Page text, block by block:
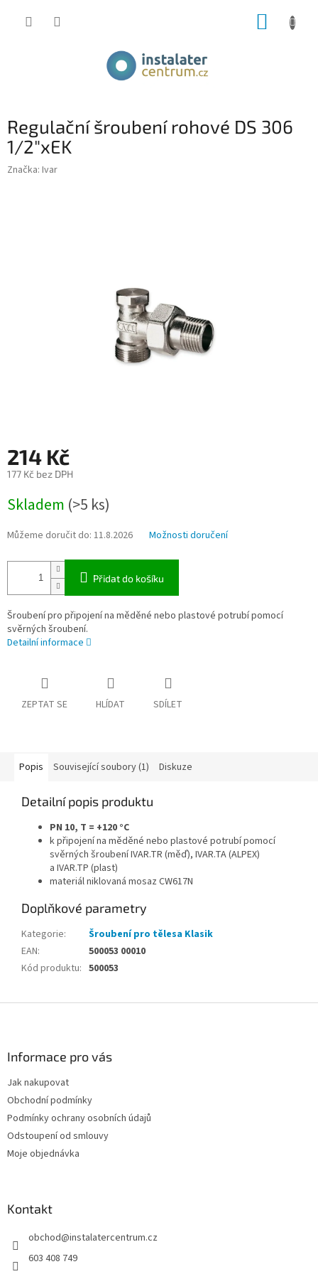
Regulační šroubení rohové DS 306
1/2"xEK
Značka: Ivar
214 Kč
177 Kč bez DPH
cena:
Skladem (>5 ks)
Můžeme doručit do: 11.8.2026 Možnosti doručení
Přidat do košíku
Šroubení pro připojení na měděné nebo plastové potrubí pomocí
svěrných šroubení.
Detailní informace
ZEPTAT SE HLÍDAT SDÍLET
Popis Související soubory (1) Diskuze
Detailní popis produktu
PN 10, T = +120 °C
k připojení na měděné nebo plastové potrubí pomocí
svěrných šroubení IVAR.TR (měď), IVAR.TA (ALPEX)
a IVAR.TP (plast)
materiál niklovaná mosaz CW617N
Doplňkové parametry
Kategorie:
Šroubení pro tělesa Klasik
EAN:
500053 00010
Kód produktu: 500053
Informace pro vás
Jak nakupovat
Obchodní podmínky
Podmínky ochrany osobních údajů
Odstoupení od smlouvy
Moje objednávka
Kontakt
obchod@instalatercentrum.cz
603 408 749